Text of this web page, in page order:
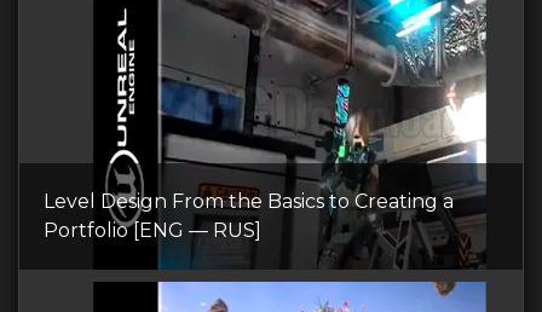
Level Design From the Basics to Creating a
Portfolio [ENG — RUS]